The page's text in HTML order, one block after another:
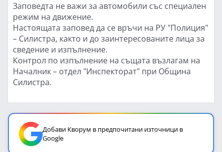
Заповедта не важи за автомобили със специален
режим на движение.
Настоящата заповед да се връчи на РУ "Полиция"
– Силистра, както и до заинтересованите лица за
сведение и изпълнение.
Контрол по изпълнение на същата възлагам на
Началник – отдел "Инспекторат" при Община
Силистра.
Добави Кворум в предпочитани източници в
Google